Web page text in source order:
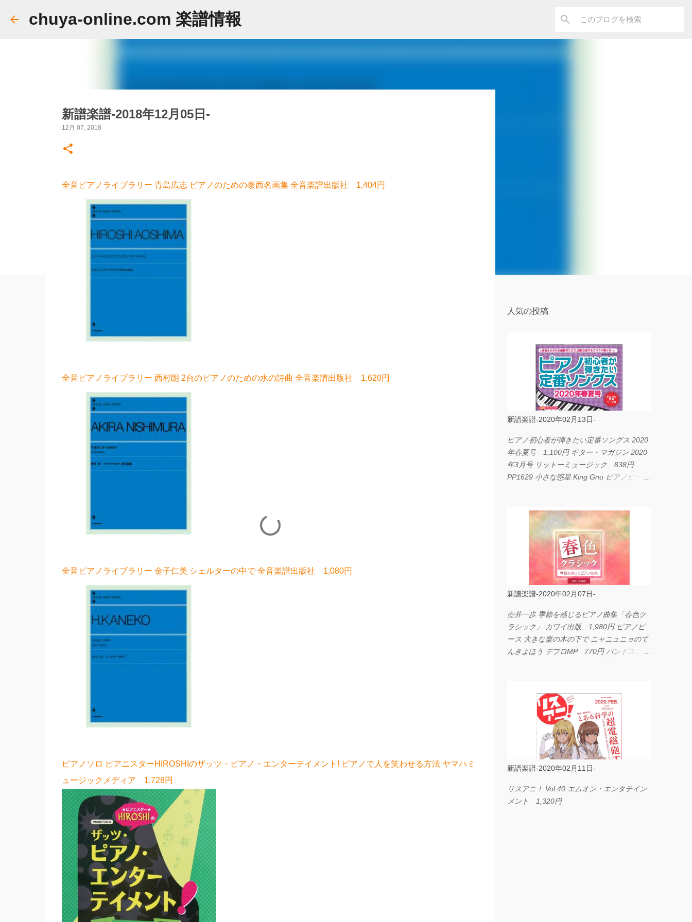
chuya-online.com 楽譜情報
新譜楽譜-2018年12月05日-
12月 07, 2018
全音ピアノライブラリー 青島広志 ピアノのための泰西名画集 全音楽譜出版社 1,404円
全音ピアノライブラリー 西村朗 2台のピアノのための水の詩曲 全音楽譜出版社 1,620円
全音ピアノライブラリー 金子仁美 シェルターの中で 全音楽譜出版社 1,080円
ピアノソロ ピアニスターHIROSHIのザッツ・ピアノ・エンターテイメント! ピアノで人を笑わせる方法 ヤマハミ
ュージックメディア 1,728円
人気の投稿
新譜楽譜-2020年02月13日-
ピアノ初心者が弾きたい定番ソングス 2020
年春夏号 1,100円 ギター・マガジン 2020
年3月号 リットーミュージック 838円
PP1629 小さな惑星 King Gnu ピアノピース
LOVE... Official髭男dism バンドピース フェ
アリー 825円
新譜楽譜-2020年02月07日-
壺井一歩 季節を感じるピアノ曲集「春色ク
ラシック」 カワイ出版 1,980円 ピアノピ
ース 大きな栗の木の下で ニャニュニョのて
んきよほう デプロMP 770円 バンドスコア
ス I LOVE．．． Official髭男dism やさしく
弾ける ピアノピース フェアリー 660円
BP2225 Kingdom of the Heavens 春畑道哉
バンドピース フェアリー 825円
新譜楽譜-2020年02月11日-
リスアニ！ Vol.40 エムオン・エンタテイン
メント 1,320円